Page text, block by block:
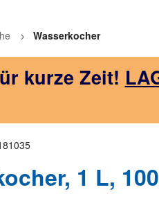
Wasserkocher
kurze Zeit!
1 L,